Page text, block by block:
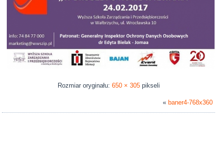
Rozmiar oryginału: 650 × 305pikseli
« baner4-768x360